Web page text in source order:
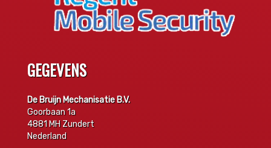
GEGEVENS
De Bruijn Mechanisatie B.V.
Goorbaan 1a
4881 MH Zundert
Nederland